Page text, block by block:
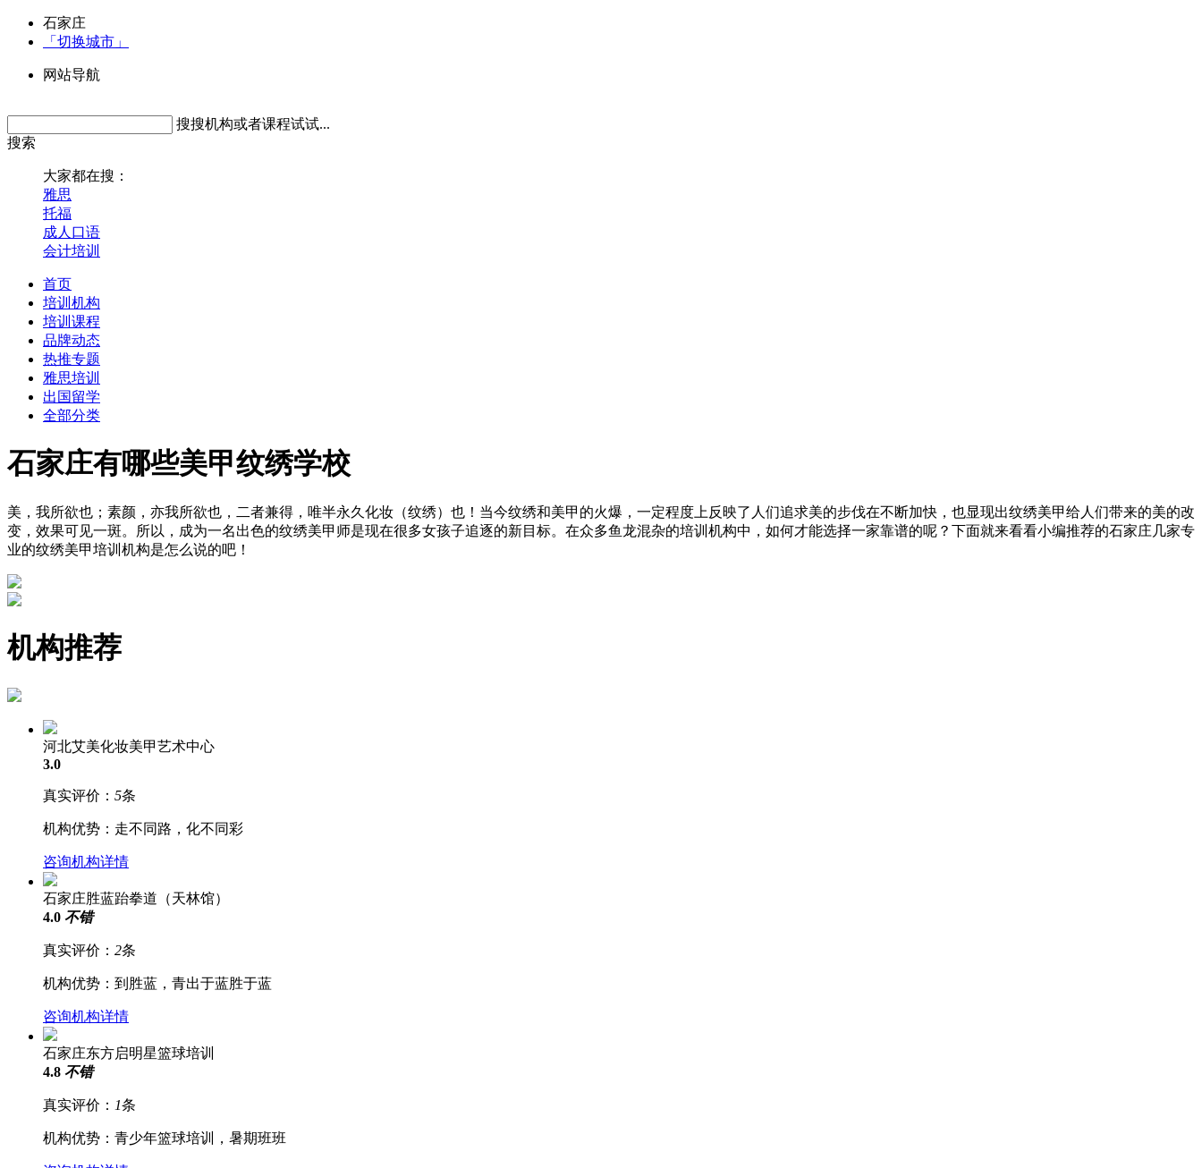
石家庄
「切换城市」
网站导航
搜搜机构或者课程试试...
搜索
大家都在搜：
雅思
托福
成人口语
会计培训
首页
培训机构
培训课程
品牌动态
热推专题
雅思培训
出国留学
全部分类
石家庄有哪些美甲纹绣学校
美，我所欲也；素颜，亦我所欲也，二者兼得，唯半永久化妆（纹绣）也！当今纹绣和美甲的火爆，一定程度上反映了人们追求美的步伐在不断加快，也显现出纹绣美甲给人们带来的美的改
变，效果可见一斑。所以，成为一名出色的纹绣美甲师是现在很多女孩子追逐的新目标。在众多鱼龙混杂的培训机构中，如何才能选择一家靠谱的呢？下面就来看看小编推荐的石家庄几家专
业的纹绣美甲培训机构是怎么说的吧！
机构推荐
河北艾美化妆美甲艺术中心
3.0
真实评价： 5条
机构优势：走不同路，化不同彩
咨询机构详情
石家庄胜蓝跆拳道（天林馆）
4.0 不错
真实评价： 2条
机构优势：到胜蓝，青出于蓝胜于蓝
咨询机构详情
石家庄东方启明星篮球培训
4.8 不错
真实评价： 1条
机构优势：青少年篮球培训，暑期班班